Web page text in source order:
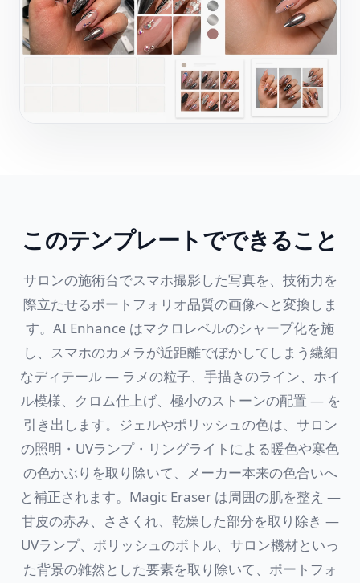
このテンプレートでできること
サロンの施術台でスマホ撮影した写真を、技術力を
際立たせるポートフォリオ品質の画像へと変換しま
す。AI Enhance はマクロレベルのシャープ化を施
し、スマホのカメラが近距離でぼかしてしまう繊細
なディテール — ラメの粒子、手描きのライン、ホイ
ル模様、クロム仕上げ、極小のストーンの配置 — を
引き出します。ジェルやポリッシュの色は、サロン
の照明・UVランプ・リングライトによる暖色や寒色
の色かぶりを取り除いて、メーカー本来の色合いへ
と補正されます。Magic Eraser は周囲の肌を整え —
甘皮の赤み、ささくれ、乾燥した部分を取り除き —
UVランプ、ポリッシュのボトル、サロン機材といっ
た背景の雑然とした要素を取り除いて、ポートフォ